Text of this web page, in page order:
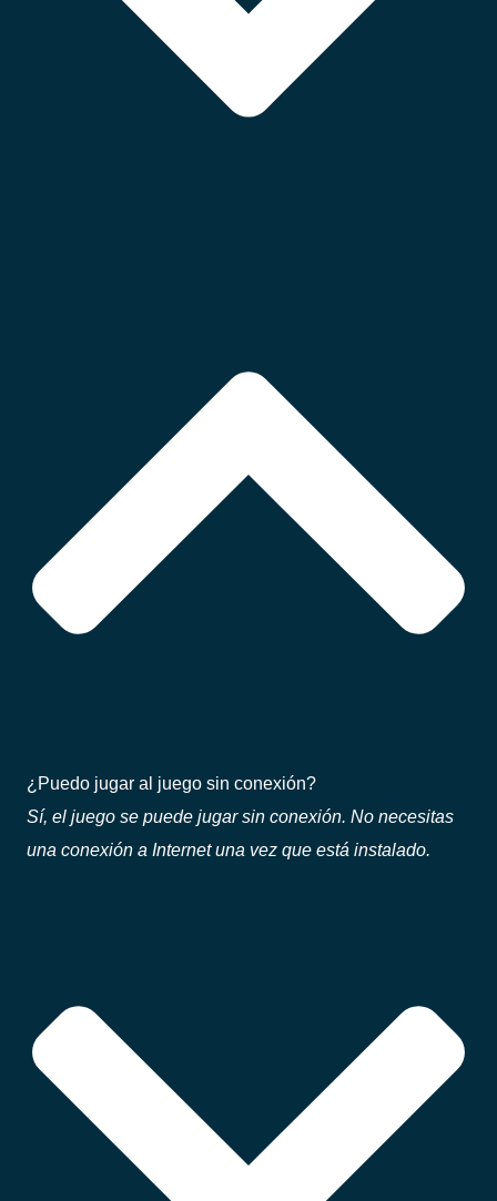
¿Puedo jugar al juego sin conexión?
Sí, el juego se puede jugar sin conexión. No necesitas
una conexión a Internet una vez que está instalado.